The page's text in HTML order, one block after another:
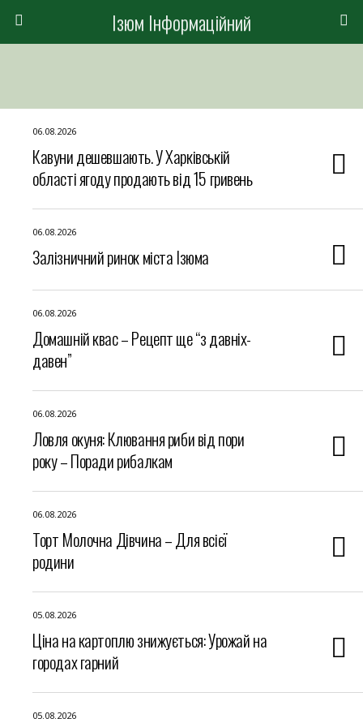
Ізюм Інформаційний
06.08.2026
Кавуни дешевшають. У Харківській
області ягоду продають від 15 гривень
06.08.2026
Залізничний ринок міста Ізюма
06.08.2026
Домашній квас – Рецепт ще “з давніх-
давен”
06.08.2026
Ловля окуня: Клювання риби від пори
року – Поради рибалкам
06.08.2026
Торт Молочна Дівчина – Для всієї
родини
05.08.2026
Ціна на картоплю знижується: Урожай на
городах гарний
05.08.2026